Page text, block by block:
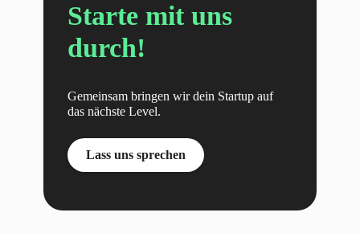
Starte mit uns
durch!
Gemeinsam bringen wir dein Startup auf
das nächste Level.
Lass uns sprechen